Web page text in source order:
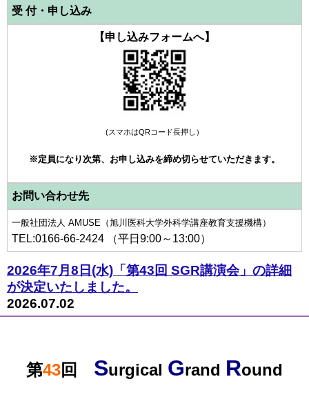
受 付・申し込み
【申し込みフォームへ】
(スマホはQRコード長押し）
※定員になり次第、お申し込みを締め切らせていただきます。
お問い合わせ先
一般社団法人 AMUSE（旭川医科大学外科学講座教育支援機構）
TEL:0166-66-2424 （平日9:00～13:00）
2026年7月8日(水)「第43回 SGR講演会」の詳細
が決定いたしました。
2026.07.02
第43回 Surgical Grand Round